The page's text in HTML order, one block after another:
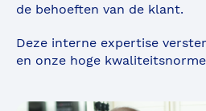
de behoeften van de klant.
Deze interne expertise
en onze hoge